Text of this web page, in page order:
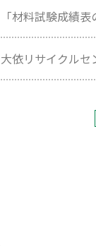
「材料試験成績
大依リサイクル